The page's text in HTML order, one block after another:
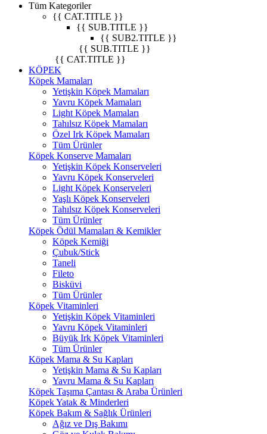
Tüm Kategoriler
{{ CAT.TITLE }}
{{ SUB.TITLE }}
{{ SUB2.TITLE }}
{{ SUB.TITLE }}
{{ CAT.TITLE }}
KÖPEK
Köpek Mamaları
Yetişkin Köpek Mamaları
Yavru Köpek Mamaları
Light Köpek Mamaları
Tahılsız Köpek Mamaları
Özel Irk Köpek Mamaları
Tüm Ürünler
Köpek Konserve Mamaları
Yetişkin Köpek Konserveleri
Yavru Köpek Konserveleri
Light Köpek Konserveleri
Yaşlı Köpek Konserveleri
Tahılsız Köpek Konserveleri
Tüm Ürünler
Köpek Ödül Mamaları & Kemikler
Köpek Kemiği
Çubuk/Stick
Taneli
Fileto
Bisküvi
Tüm Ürünler
Köpek Vitaminleri
Yetişkin Köpek Vitaminleri
Yavru Köpek Vitaminleri
Büyük Irk Köpek Vitaminleri
Tüm Ürünler
Köpek Mama & Su Kapları
Yetişkin Mama & Su Kapları
Yavru Mama & Su Kapları
Köpek Taşıma Çantası & Araba Ürünleri
Köpek Yatak & Minderleri
Köpek Bakım & Sağlık Ürünleri
Ağız ve Dış Bakımı